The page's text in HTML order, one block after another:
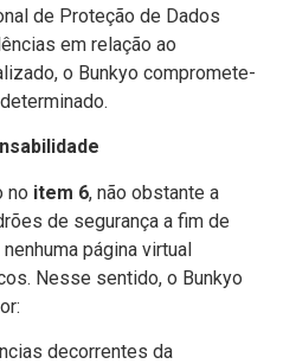
de Proteção de Dados
em relação ao
o Bunkyo compromete-
no item 6, não obstante a
de segurança a fim de
página virtual
Nesse sentido, o Bunkyo
decorrentes da